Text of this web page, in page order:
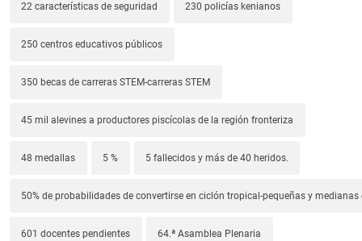
22 características de seguridad 230 policías kenianos
250 centros educativos públicos
350 becas de carreras STEM-carreras STEM
45 mil alevines a productores piscícolas de la región fronteriza
48 medallas 5 % 5 fallecidos y más de 40 heridos.
50% de probabilidades de convertirse en ciclón tropical-pequeñas y
601 docentes pendientes 64.ª Asamblea Plenaria